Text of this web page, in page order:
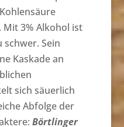
3% Alkohol ist
Sein
Kaskade an
sich säuerlich
Abfolge der
Börtlinger